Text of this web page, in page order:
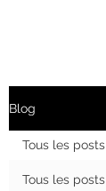
Blog
Tous les posts
Tous les posts